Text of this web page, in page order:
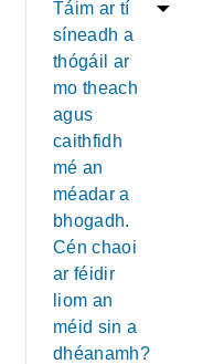
Táim ar tí
síneadh a
thógáil ar
mo theach
agus
caithfidh
mé an
méadar a
bhogadh.
Cén chaoi
ar féidir
liom an
méid sin a
dhéanamh?